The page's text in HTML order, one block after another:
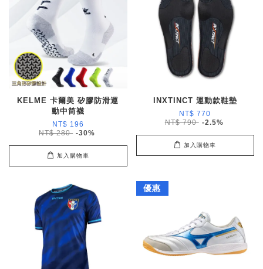
KELME 卡爾美 矽膠防滑運
動中筒襪
NT$ 196
NT$ 280 -30%
加入購物車
INXTINCT 運動款鞋墊
NT$ 770
NT$ 790 -2.5%
加入購物車
優惠